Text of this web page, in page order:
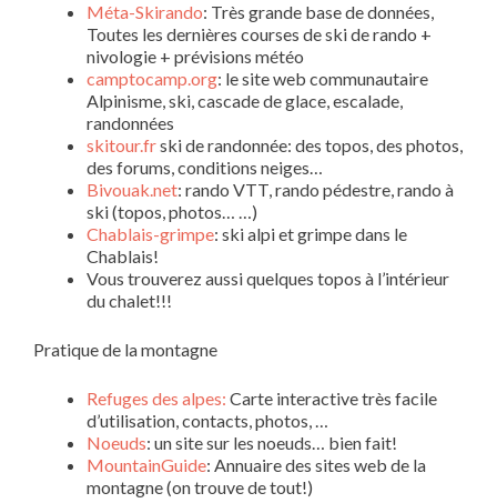
Méta-Skirando: Très grande base de données,
Toutes les dernières courses de ski de rando +
nivologie + prévisions météo
camptocamp.org: le site web communautaire
Alpinisme, ski, cascade de glace, escalade,
randonnées
skitour.frski de randonnée: des topos, des photos,
des forums, conditions neiges…
Bivouak.net: rando VTT, rando pédestre, rando à
ski (topos, photos… …)
Chablais-grimpe: ski alpi et grimpe dans le
Chablais!
Vous trouverez aussi quelques topos à l’intérieur
du chalet!!!
Pratique de la montagne
Refuges des alpes: Carte interactive très facile
d’utilisation, contacts, photos, …
Noeuds: un site sur les noeuds… bien fait!
MountainGuide: Annuaire des sites web de la
montagne (on trouve de tout!)